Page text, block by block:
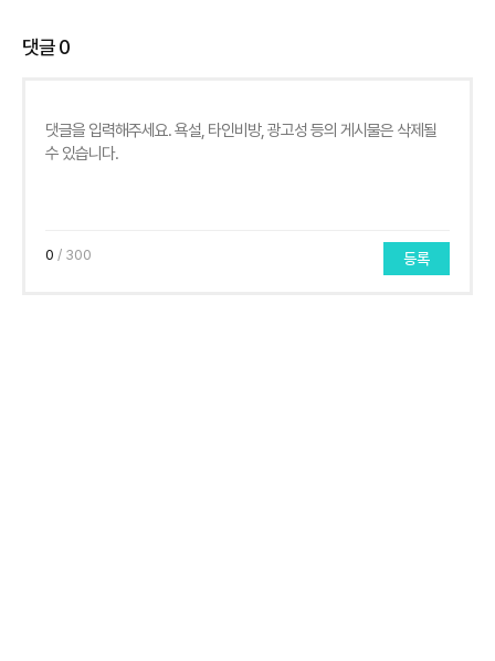
댓글0
0 / 300 등록